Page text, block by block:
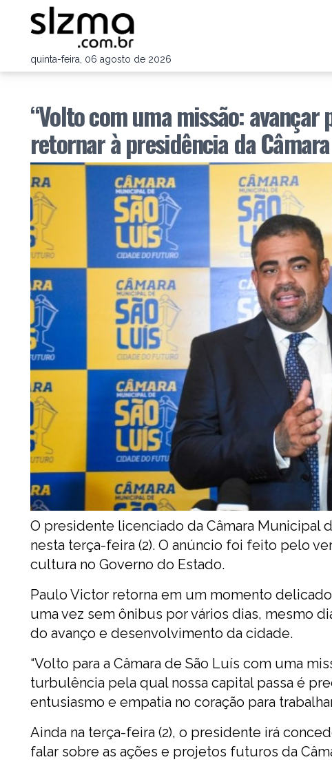
quinta-feira, 06 agosto de 2026
“Volto com uma missão:
retornar à presidência da Câmara
O presidente licenciado da Câmara Municipal
nesta terça-feira (2). O anúncio foi feito pelo
cultura no Governo do Estado.
Paulo Victor retorna em um momento
uma vez sem ônibus por vários dias, mesmo
do avanço e desenvolvimento da cidade.
“Volto para a Câmara de São Luís com uma
turbulência pela qual nossa capital passa é
entusiasmo e empatia no coração para
Ainda na terça-feira (2), o presidente irá
falar sobre as ações e projetos futuros da